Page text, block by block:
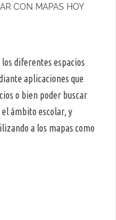
CON MAPAS HOY
diferentes espacios
aplicaciones que
o bien poder buscar
ámbito escolar, y
a los mapas como